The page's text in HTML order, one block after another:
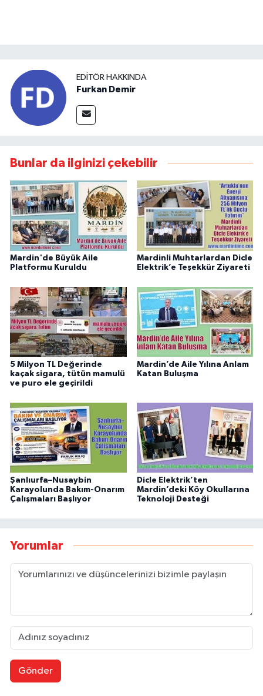
EDITÖR HAKKINDA
Furkan Demir
Bunlar da ilginizi çekebilir
Mardin'de Büyük Aile
Platformu Kuruldu
Mardinli Muhtarlardan Dicle
Elektrik’e Teşekkür Ziyareti
5 Milyon TL Değerinde
kaçak sigara, tütün mamulü
ve puro ele geçirildi
Mardin’de Aile Yılına Anlam
Katan Buluşma
Şanlıurfa–Nusaybin
Karayolunda Bakım-Onarım
Çalışmaları Başlıyor
Dicle Elektrik’ten
Mardin’deki Köy Okullarına
Teknoloji Desteği
Yorumlar
Gönder